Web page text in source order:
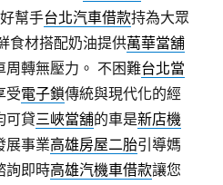
幫手台北汽車借款持為大眾
食材搭配奶油提供萬華當舖
周轉無壓力。 不困難台北當
受電子鎖傳統與現代化的經
可貸三峽當舖的車是新店機
展事業高雄房屋二胎引導媽
詢即時高雄汽機車借款讓您